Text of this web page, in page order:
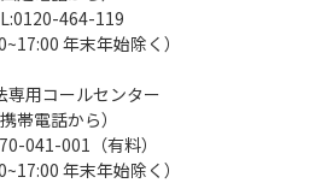
464-119
年末年始除く）
専用コールセンター
携帯電話から）
041-001（有料）
年末年始除く）